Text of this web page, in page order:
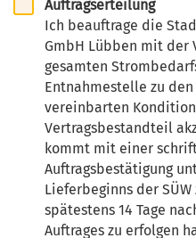
Auftragserteilung
Ich beauftrage die
GmbH Lübben mit der
gesamten
Entnahmestelle zu
vereinbarten
Vertragsbestandteil
kommt mit einer
Auftragsbestätigung
Lieferbeginns der
spätestens 14 Tage
Auftrages zu erfolgen